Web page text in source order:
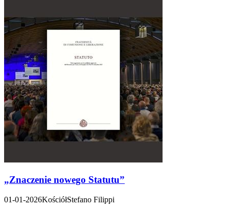
„Znaczenie nowego Statutu”
01-01-2026KościółStefano Filippi